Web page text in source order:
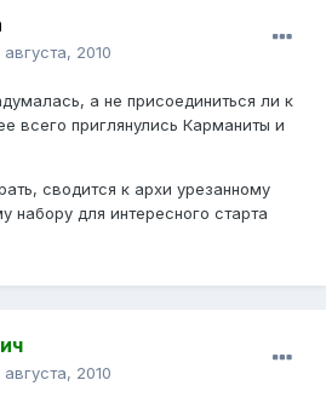
августа, 2010
а не присоединиться ли к
всего приглянулись Карманиты и
сводится к архи урезанному
для интересного старта
августа, 2010